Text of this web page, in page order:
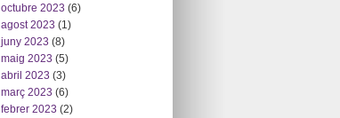
octubre 2023 (6)
agost 2023 (1)
juny 2023 (8)
maig 2023 (5)
abril 2023 (3)
març 2023 (6)
febrer 2023 (2)